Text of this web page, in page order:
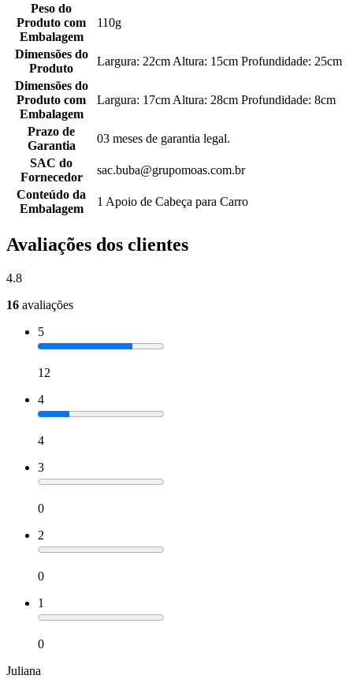
Peso do
Produto com
Embalagem
110g
Dimensões do
Produto
Largura: 22cm Altura: 15cm Profundidade: 25cm
Dimensões do
Produto com
Embalagem
Largura: 17cm Altura: 28cm Profundidade: 8cm
Prazo de
Garantia
03 meses de garantia legal.
SAC do
Fornecedor
sac.buba@grupomoas.com.br
Conteúdo da
Embalagem
1 Apoio de Cabeça para Carro
Avaliações dos clientes
4.8
16 avaliações
5
12
4
4
3
0
2
0
1
0
Juliana